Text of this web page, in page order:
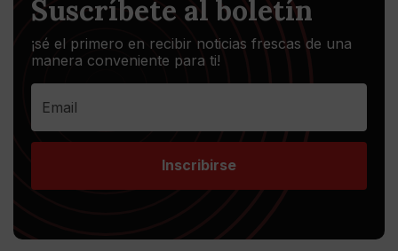
Suscríbete al boletín
¡sé el primero en recibir noticias frescas de una
manera conveniente para ti!
Inscribirse